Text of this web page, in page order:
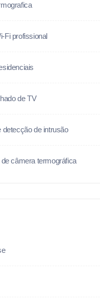
Fi profissional
de TV
detecção de intrusão
de câmera termográfica